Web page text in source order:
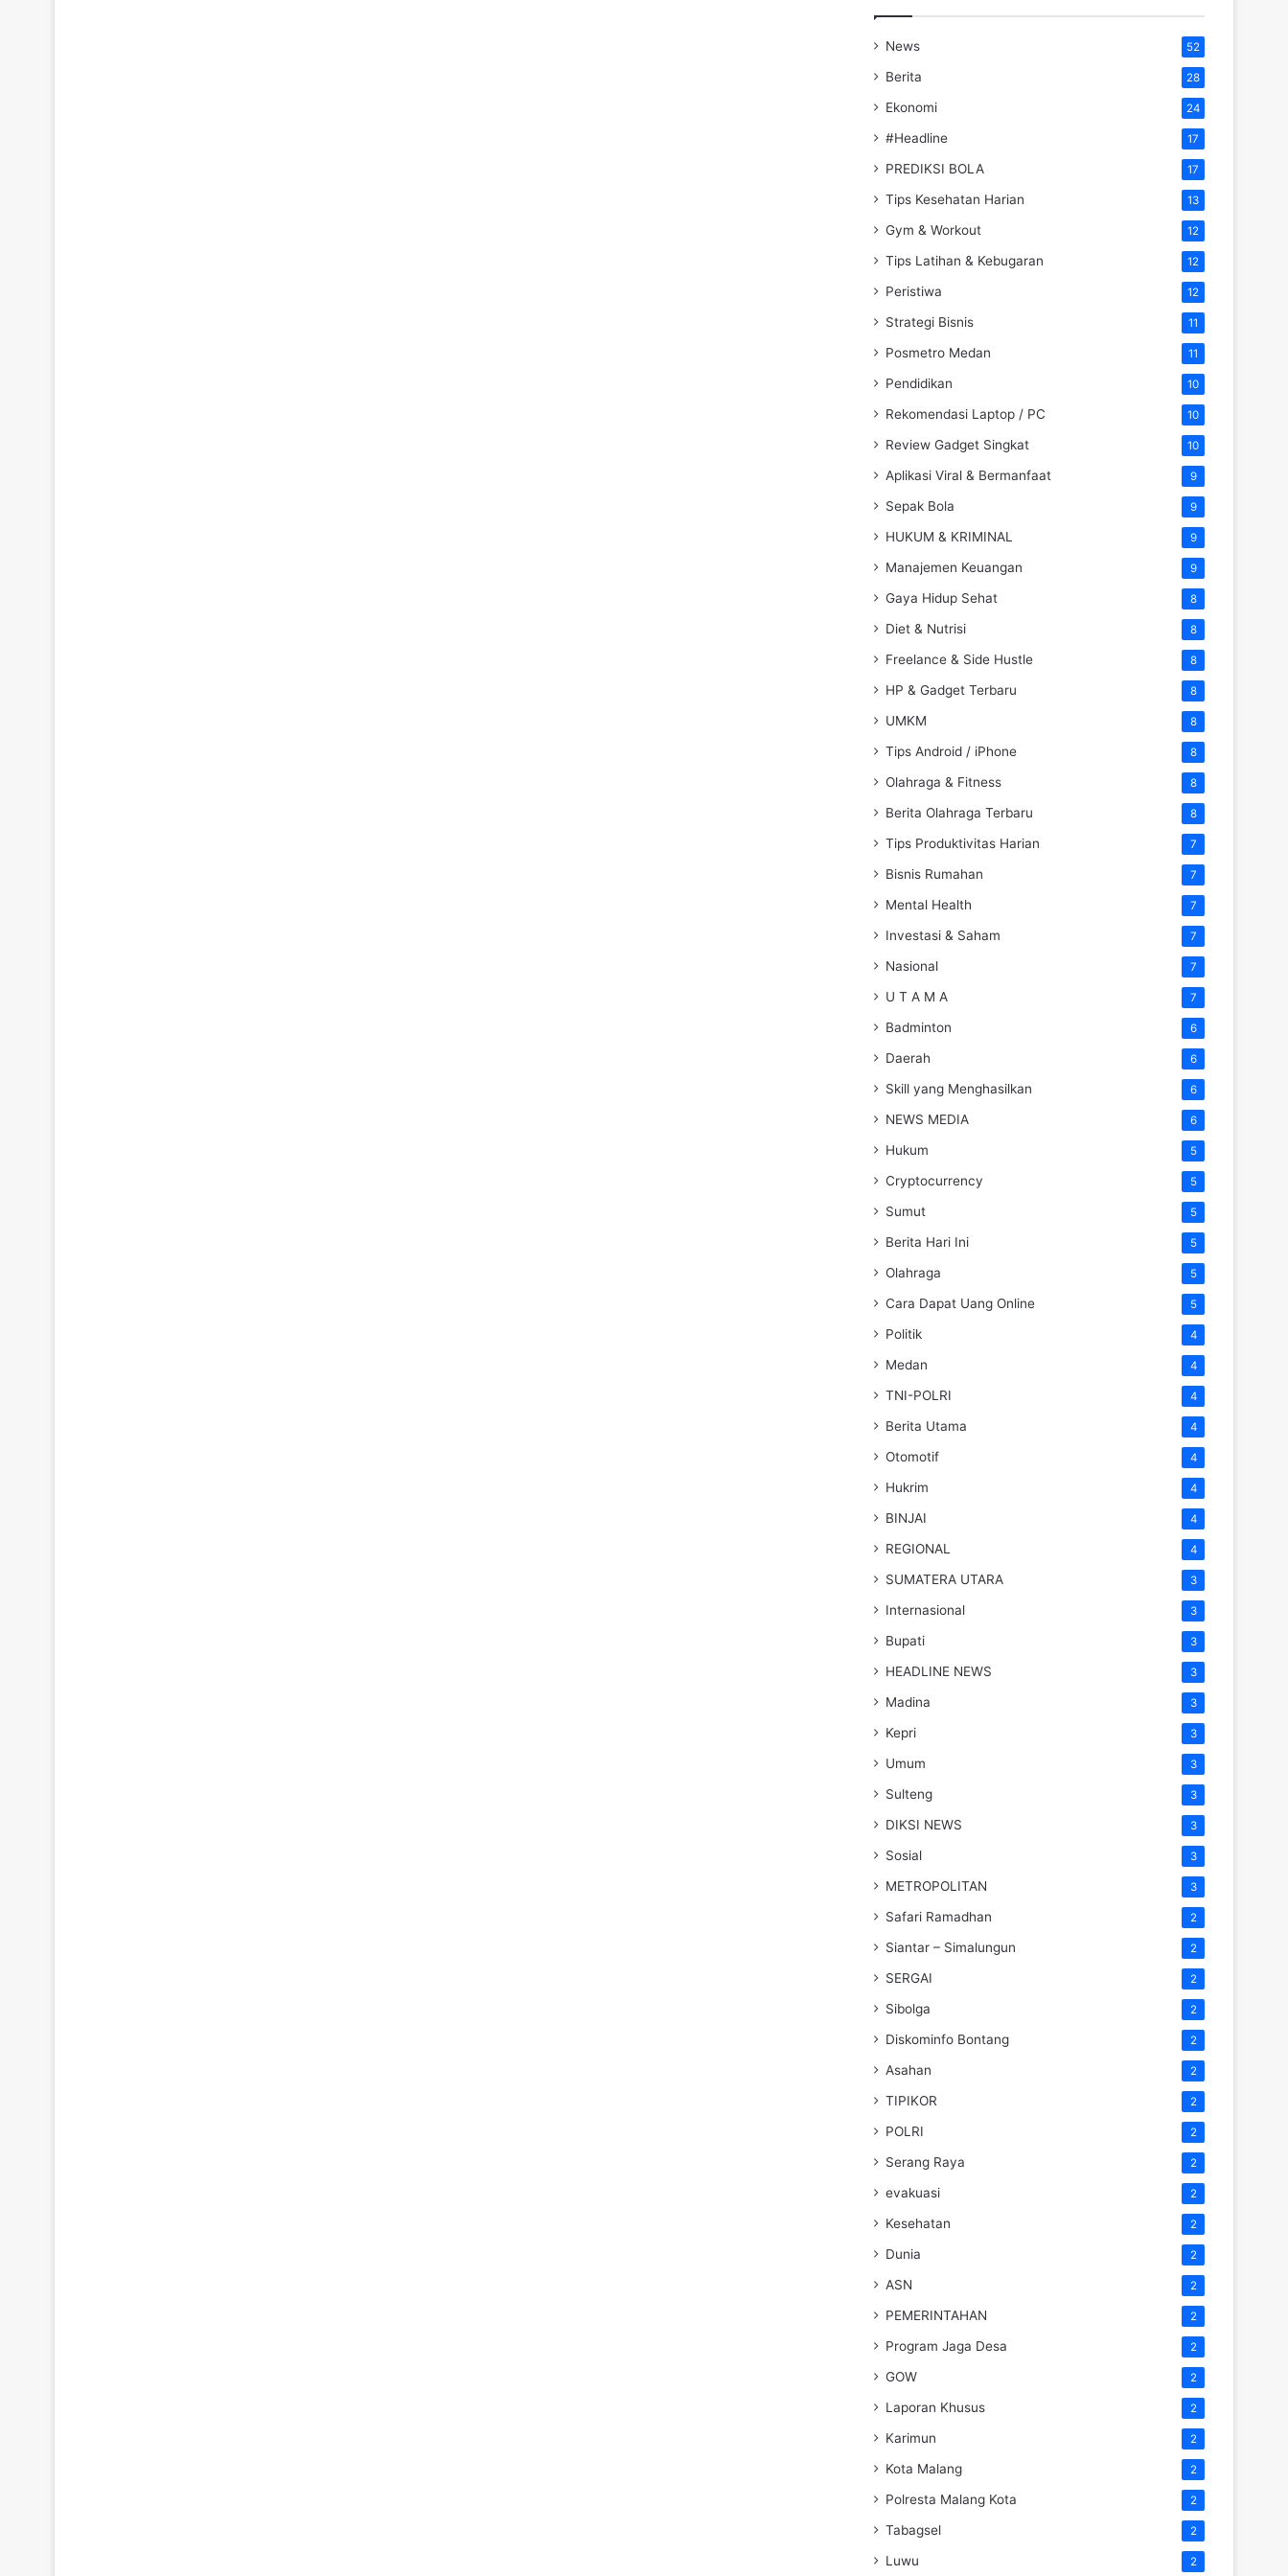
News 52
Berita 28
Ekonomi 24
#Headline 17
PREDIKSI BOLA 17
Tips Kesehatan Harian 13
Gym & Workout 12
Tips Latihan & Kebugaran 12
Peristiwa 12
Strategi Bisnis 11
Posmetro Medan 11
Pendidikan 10
Rekomendasi Laptop / PC 10
Review Gadget Singkat 10
Aplikasi Viral & Bermanfaat 9
Sepak Bola 9
HUKUM & KRIMINAL 9
Manajemen Keuangan 9
Gaya Hidup Sehat 8
Diet & Nutrisi 8
Freelance & Side Hustle 8
HP & Gadget Terbaru 8
UMKM 8
Tips Android / iPhone 8
Olahraga & Fitness 8
Berita Olahraga Terbaru 8
Tips Produktivitas Harian 7
Bisnis Rumahan 7
Mental Health 7
Investasi & Saham 7
Nasional 7
U T A M A 7
Badminton 6
Daerah 6
Skill yang Menghasilkan 6
NEWS MEDIA 6
Hukum 5
Cryptocurrency 5
Sumut 5
Berita Hari Ini 5
Olahraga 5
Cara Dapat Uang Online 5
Politik 4
Medan 4
TNI-POLRI 4
Berita Utama 4
Otomotif 4
Hukrim 4
BINJAI 4
REGIONAL 4
SUMATERA UTARA 3
Internasional 3
Bupati 3
HEADLINE NEWS 3
Madina 3
Kepri 3
Umum 3
Sulteng 3
DIKSI NEWS 3
Sosial 3
METROPOLITAN 3
Safari Ramadhan 2
Siantar – Simalungun 2
SERGAI 2
Sibolga 2
Diskominfo Bontang 2
Asahan 2
TIPIKOR 2
POLRI 2
Serang Raya 2
evakuasi 2
Kesehatan 2
Dunia 2
ASN 2
PEMERINTAHAN 2
Program Jaga Desa 2
GOW 2
Laporan Khusus 2
Karimun 2
Kota Malang 2
Polresta Malang Kota 2
Tabagsel 2
Luwu 2